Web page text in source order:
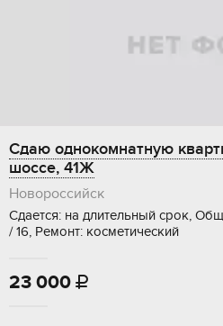
Сдаю однокомнатную
шоссе, 41Ж
Новороссийск
Сдается: на длительный срок,
/ 16, Ремонт: косметический
23 000 